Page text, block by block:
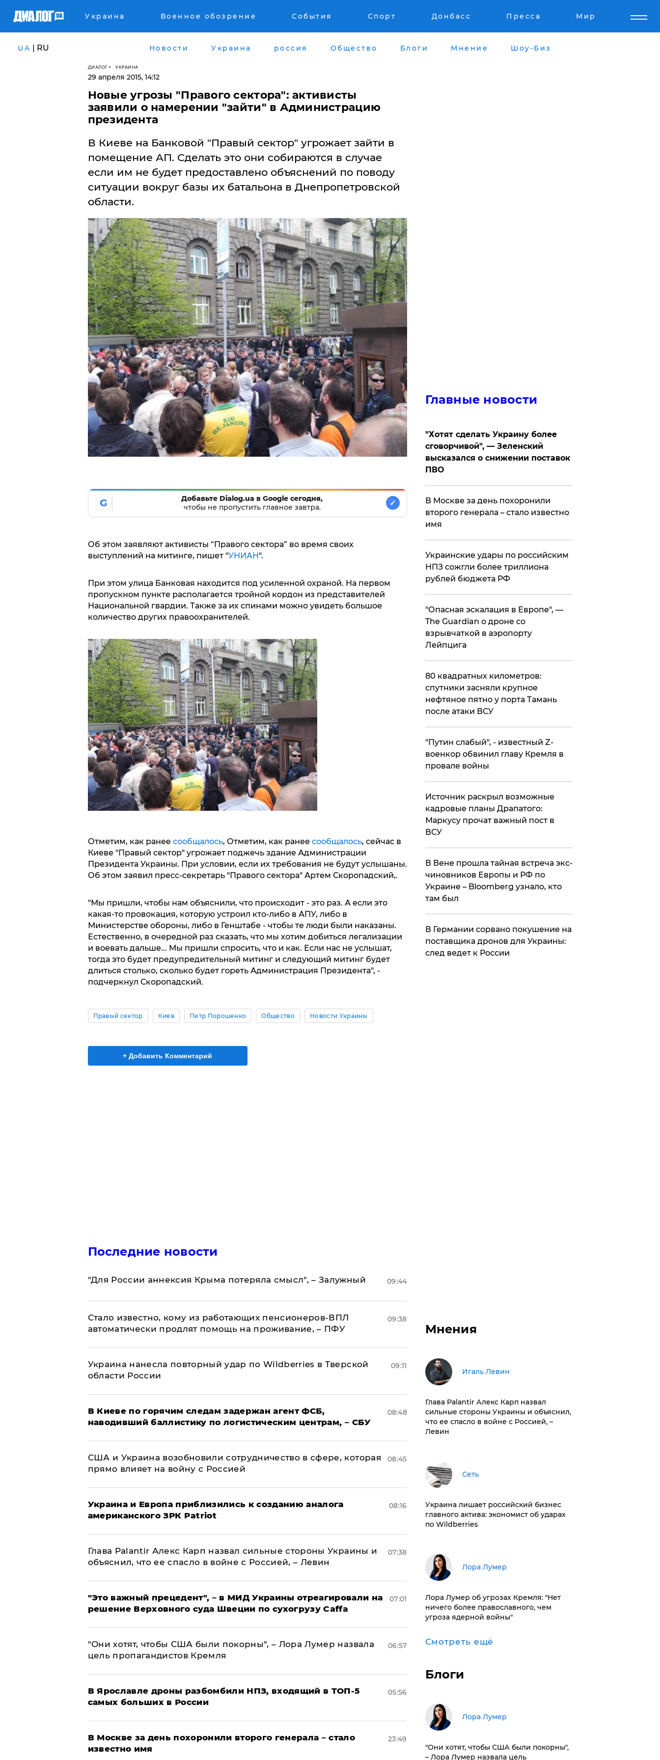
Украина Военное обозрение События Спорт Донбасс Пресса Мир
UA | RU Новости Украина россия Общество Блоги Мнение Шоу-Биз
ДИАЛОГ УКРАИНА
29 апреля 2015, 14:12
Новые угрозы "Правого сектора": активисты
заявили о намерении "зайти" в Администрацию
президента
В Киеве на Банковой "Правый сектор" угрожает зайти в
помещение АП. Сделать это они собираются в случае
если им не будет предоставлено объяснений по поводу
ситуации вокруг базы их батальона в Днепропетровской
области.
G
Добавьте Dialog.ua в Google сегодня,
чтобы не пропустить главное завтра.
✓
Об этом заявляют активисты “Правого сектора” во время своих
выступлений на митинге, пишет "УНИАН ".
При этом улица Банковая находится под усиленной охраной. На первом
пропускном пункте располагается тройной кордон из представителей
Национальной гвардии. Также за их спинами можно увидеть большое
количество других правоохранителей.
Отметим, как ранее сообщалось, Отметим, как ранее сообщалось, сейчас в
Киеве "Правый сектор" угрожает поджечь здание Администрации
Президента Украины. При условии, если их требования не будут услышаны.
Об этом заявил пресс-секретарь "Правого сектора" Артем Скоропадский,.
"Мы пришли, чтобы нам объяснили, что происходит - это раз. А если это
какая-то провокация, которую устроил кто-либо в АПУ, либо в
Министерстве обороны, либо в Генштабе - чтобы те люди были наказаны.
Естественно, в очередной раз сказать, что мы хотим добиться легализации
и воевать дальше... Мы пришли спросить, что и как. Если нас не услышат,
тогда это будет предупредительный митинг и следующий митинг будет
длиться столько, сколько будет гореть Администрация Президента", -
подчеркнул Скоропадский.
Правый сектор Киев Петр Порошенко Общество Новости Украины
+ Добавить Комментарий
Последние новости
"Для России аннексия Крыма потеряла смысл", – Залужный 09:44
Стало известно, кому из работающих пенсионеров-ВПЛ
автоматически продлят помощь на проживание, – ПФУ
09:38
Украина нанесла повторный удар по Wildberries в Тверской
области России
09:11
В Киеве по горячим следам задержан агент ФСБ,
наводивший баллистику по логистическим центрам, – СБУ
08:48
США и Украина возобновили сотрудничество в сфере, которая
прямо влияет на войну с Россией
08:45
Украина и Европа приблизились к созданию аналога
американского ЗРК Patriot
08:16
Глава Palantir Алекс Карп назвал сильные стороны Украины и
объяснил, что ее спасло в войне с Россией, – Левин
07:38
"Это важный прецедент", – в МИД Украины отреагировали на
решение Верховного суда Швеции по сухогрузу Caffa
07:01
"Они хотят, чтобы США были покорны", – Лора Лумер назвала
цель пропагандистов Кремля
06:57
В Ярославле дроны разбомбили НПЗ, входящий в ТОП-5
самых больших в России
05:56
В Москве за день похоронили второго генерала – стало
известно имя
23:49
Главные новости
​"Хотят сделать Украину более
сговорчивой", — Зеленский
высказался о снижении поставок
ПВО
В Москве за день похоронили
второго генерала – стало известно
имя
Украинские удары по российским
НПЗ сожгли более триллиона
рублей бюджета РФ
"Опасная эскалация в Европе", —
The Guardian о дроне со
взрывчаткой в аэропорту
Лейпцига
80 квадратных километров:
спутники засняли крупное
нефтяное пятно у порта Тамань
после атаки ВСУ
​"Путин слабый", - известный Z-
военкор обвинил главу Кремля в
провале войны
​Источник раскрыл возможные
кадровые планы Драпатого:
Маркусу прочат важный пост в
ВСУ
В Вене прошла тайная встреча экс-
чиновников Европы и РФ по
Украине – Bloomberg узнало, кто
там был
​В Германии сорвано покушение на
поставщика дронов для Украины:
след ведет к России
Мнения
Игаль Левин
Глава Palantir Алекс Карп назвал
сильные стороны Украины и объяснил,
что ее спасло в войне с Россией, –
Левин
Сеть
​Украина лишает российский бизнес
главного актива: экономист об ударах
по Wildberries
​Лора Лумер
Лора Лумер об угрозах Кремля: "Нет
ничего более православного, чем
угроза ядерной войны"
Смотреть ещё
Блоги
​Лора Лумер
"Они хотят, чтобы США были покорны",
– Лора Лумер назвала цель